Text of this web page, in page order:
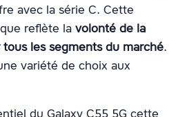
avec la série C. Cette
reflète la volonté de la
les segments du marché.
variété de choix aux
du Galaxy C55 5G cette